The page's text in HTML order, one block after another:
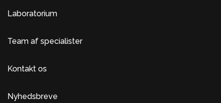
Laboratorium
Team af specialister
Kontakt os
Nyhedsbreve